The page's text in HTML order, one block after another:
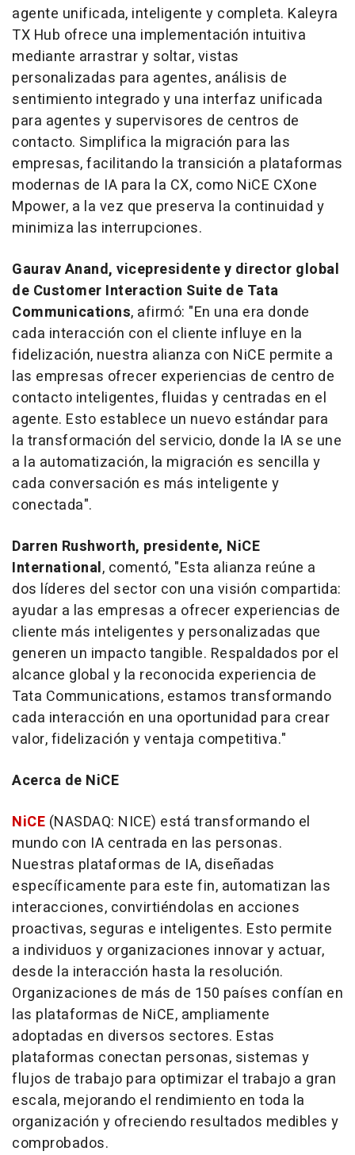
agente unificada, inteligente y completa. Kaleyra
TX Hub ofrece una implementación intuitiva
mediante arrastrar y soltar, vistas
personalizadas para agentes, análisis de
sentimiento integrado y una interfaz unificada
para agentes y supervisores de centros de
contacto. Simplifica la migración para las
empresas, facilitando la transición a plataformas
modernas de IA para la CX, como NiCE CXone
Mpower, a la vez que preserva la continuidad y
minimiza las interrupciones.
Gaurav Anand, vicepresidente y director global
de Customer Interaction Suite de Tata
Communications, afirmó: "En una era donde
cada interacción con el cliente influye en la
fidelización, nuestra alianza con NiCE permite a
las empresas ofrecer experiencias de centro de
contacto inteligentes, fluidas y centradas en el
agente. Esto establece un nuevo estándar para
la transformación del servicio, donde la IA se une
a la automatización, la migración es sencilla y
cada conversación es más inteligente y
conectada".
Darren Rushworth, presidente, NiCE
International, comentó, "Esta alianza reúne a
dos líderes del sector con una visión compartida:
ayudar a las empresas a ofrecer experiencias de
cliente más inteligentes y personalizadas que
generen un impacto tangible. Respaldados por el
alcance global y la reconocida experiencia de
Tata Communications, estamos transformando
cada interacción en una oportunidad para crear
valor, fidelización y ventaja competitiva."
Acerca de NiCE
NiCE (NASDAQ: NICE) está transformando el
mundo con IA centrada en las personas.
Nuestras plataformas de IA, diseñadas
específicamente para este fin, automatizan las
interacciones, convirtiéndolas en acciones
proactivas, seguras e inteligentes. Esto permite
a individuos y organizaciones innovar y actuar,
desde la interacción hasta la resolución.
Organizaciones de más de 150 países confían en
las plataformas de NiCE, ampliamente
adoptadas en diversos sectores. Estas
plataformas conectan personas, sistemas y
flujos de trabajo para optimizar el trabajo a gran
escala, mejorando el rendimiento en toda la
organización y ofreciendo resultados medibles y
comprobados.